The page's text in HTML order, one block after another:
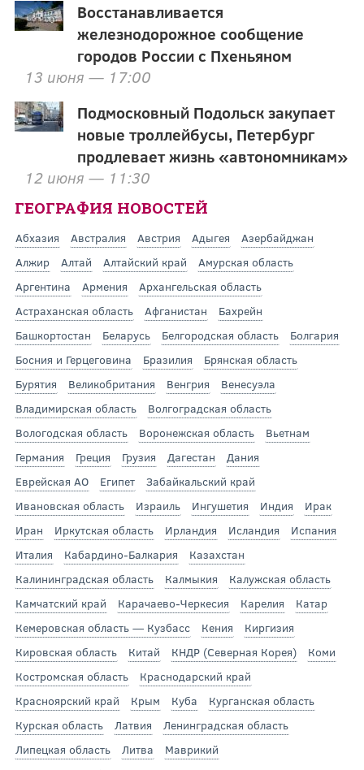
Восстанавливается
железнодорожное сообщение
городов России с Пхеньяном
13 июня — 17:00
Подмосковный Подольск закупает
новые троллейбусы, Петербург
продлевает жизнь «автономникам»
12 июня — 11:30
ГЕОГРАФИЯ НОВОСТЕЙ
Абхазия Австралия Австрия Адыгея
Азербайджан
Алжир
Алтай Алтайский край
Амурская область
Аргентина
Армения
Архангельская область
Астраханская область
Афганистан
Бахрейн
Башкортостан
Беларусь Белгородская область
Болгария
Босния и Герцеговина
Бразилия
Брянская область
Бурятия
Великобритания Венгрия
Венесуэла
Владимирская область
Волгоградская область
Вологодская область
Воронежская область
Вьетнам
Германия
Греция Грузия Дагестан
Дания
Еврейская АО
Египет
Забайкальский край
Ивановская область
Израиль Ингушетия Индия
Ирак
Иран
Иркутская область Ирландия Исландия
Испания
Италия
Кабардино-Балкария
Казахстан
Калининградская область
Калмыкия
Калужская область
Камчатский край
Карачаево-Черкесия Карелия
Катар
Кемеровская область — Кузбасс
Кения
Киргизия
Кировская область
Китай КНДР (Северная Корея)
Коми
Костромская область
Краснодарский край
Красноярский край
Крым Куба
Курганская область
Курская область
Латвия
Ленинградская область
Липецкая область
Литва
Маврикий